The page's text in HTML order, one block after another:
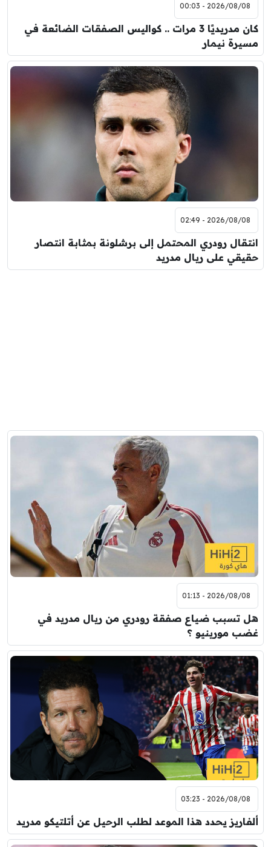
2026/08/08 - 00:03
كان مدريديًا 3 مرات .. كواليس الصفقات الضائعة في
مسيرة نيمار
2026/08/08 - 02:49
انتقال رودري المحتمل إلى برشلونة بمثابة انتصار
حقيقي على ريال مدريد
2026/08/08 - 01:13
هل تسبب ضياع صفقة رودري من ريال مدريد في
غضب مورينيو ؟
2026/08/08 - 03:23
ألفاريز يحدد هذا الموعد لطلب الرحيل عن أتلتيكو مدريد